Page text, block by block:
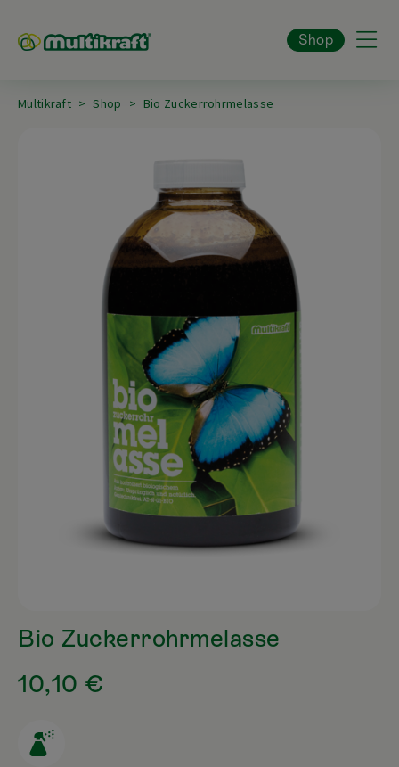
Shop
Multikraft Shop Bio Zuckerrohrmelasse
Bio Zuckerrohrmelasse
10,10 €